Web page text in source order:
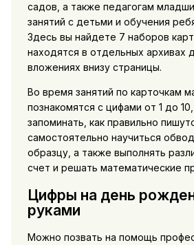
садов, а также педагогам
занятий с детьми и обучения
Здесь вы найдете 7 наборов
находятся в отдельных архивах
вложениях внизу страницы.
Во время занятий по карточкам
познакомятся с цифами от 1 до
запоминать, как правильно
самостоятельно научиться
образцу, а также выполнять
счет и решать математические
Цифры на день
руками
Можно позвать на помощь